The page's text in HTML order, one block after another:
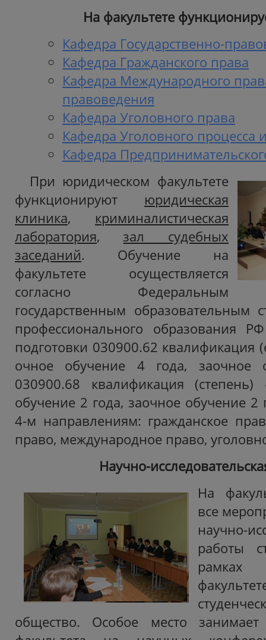
На факультете
Кафедра Государственно-
Кафедра Гражданского права
Кафедра Международного
правоведения
Кафедра Уголовного права
Кафедра Уголовного процесса
Кафедра
При юридическом факультете
функционируют юридическая
клиника, криминалистическая
лаборатория,зал судебных
заседаний. Обучение на
факультете осуществляется
согласно Федеральным
государственным образовательным
профессионального образования
подготовки 030900.62 квалификация
очное обучение 4 года,
030900.68 квалификация
обучение 2 года, заочное обучение
4-м направлениям: гражданское
право, международное право,
Научно-
На
все
научно-
работы
общество. Особое место занимает